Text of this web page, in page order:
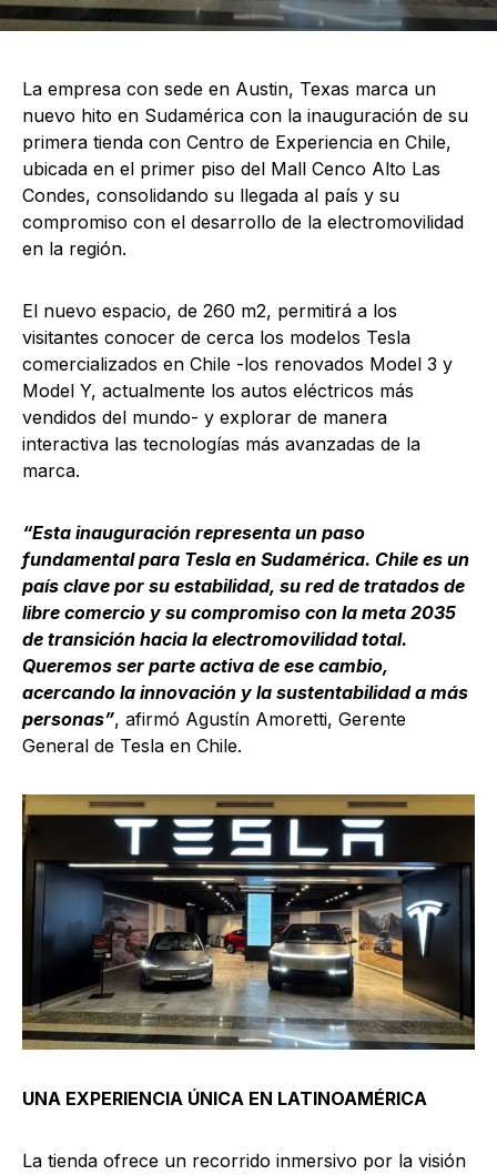
La empresa con sede en Austin, Texas marca un
nuevo hito en Sudamérica con la inauguración de su
primera tienda con Centro de Experiencia en Chile,
ubicada en el primer piso del Mall Cenco Alto Las
Condes, consolidando su llegada al país y su
compromiso con el desarrollo de la electromovilidad
en la región.
El nuevo espacio, de 260 m2, permitirá a los
visitantes conocer de cerca los modelos Tesla
comercializados en Chile -los renovados Model 3 y
Model Y, actualmente los autos eléctricos más
vendidos del mundo- y explorar de manera
interactiva las tecnologías más avanzadas de la
marca.
“Esta inauguración representa un paso
fundamental para Tesla en Sudamérica. Chile es un
país clave por su estabilidad, su red de tratados de
libre comercio y su compromiso con la meta 2035
de transición hacia la electromovilidad total.
Queremos ser parte activa de ese cambio,
acercando la innovación y la sustentabilidad a más
personas”, afirmó Agustín Amoretti, Gerente
General de Tesla en Chile.
UNA EXPERIENCIA ÚNICA EN LATINOAMÉRICA
La tienda ofrece un recorrido inmersivo por la visión